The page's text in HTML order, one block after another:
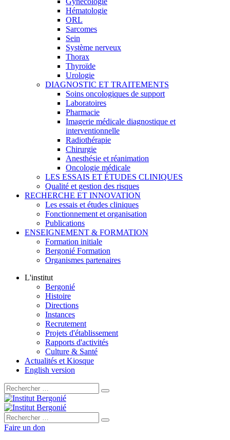
Hématologie
ORL
Sarcomes
Sein
Système nerveux
Thorax
Thyroïde
Urologie
DIAGNOSTIC ET TRAITEMENTS
Soins oncologiques de support
Laboratoires
Pharmacie
Imagerie médicale diagnostique et
interventionnelle
Radiothérapie
Chirurgie
Anesthésie et réanimation
Oncologie médicale
LES ESSAIS ET ÉTUDES CLINIQUES
Qualité et gestion des risques
RECHERCHE ET INNOVATION
Les essais et études cliniques
Fonctionnement et organisation
Publications
ENSEIGNEMENT & FORMATION
Formation initiale
Bergonié Formation
Organismes partenaires
L'institut
Bergonié
Histoire
Directions
Instances
Recrutement
Projets d'établissement
Rapports d'activités
Culture & Santé
Actualités et Kiosque
English version
Rechercher :
Rechercher :
Faire un don